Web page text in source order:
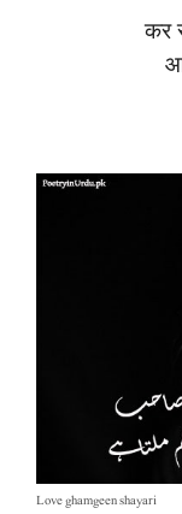
कर
Love ghamgeen shayari